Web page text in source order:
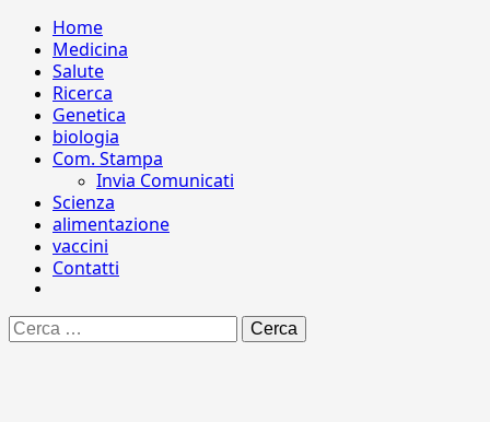
Home
Medicina
Salute
Ricerca
Genetica
biologia
Com. Stampa
Invia Comunicati
Scienza
alimentazione
vaccini
Contatti
Ricerca
per: